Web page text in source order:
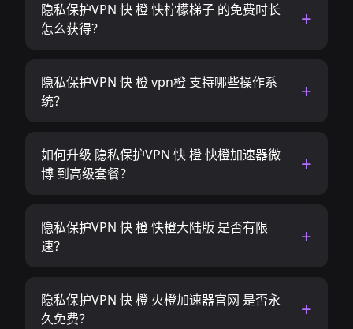
隐私保护VPN 快 橙 快柠檬梯子 的免费时长
怎么获得？
隐私保护VPN 快 橙 vpn橙 支持哪些操作系
统？
如何升级 隐私保护VPN 快 橙 快橙加速器微
博 到高级套餐？
隐私保护VPN 快 橙 快橙大陆版 是否有限
速？
隐私保护VPN 快 橙 火橙加速器官网 是否永
久免费？